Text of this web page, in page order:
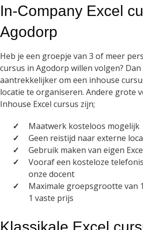
In-Company Excel
Agodorp
Heb je een groepje van 3 of meer
cursus in Agodorp willen volgen?
aantrekkelijker om een inhouse
locatie te organiseren. Andere grote
Inhouse Excel cursus zijn;
Maatwerk kosteloos mogelijk
Geen reistijd naar externe
Gebruik maken van eigen
Vooraf een kosteloze
onze docent
Maximale groepsgrootte van
1 vaste prijs
Klassikale Excel